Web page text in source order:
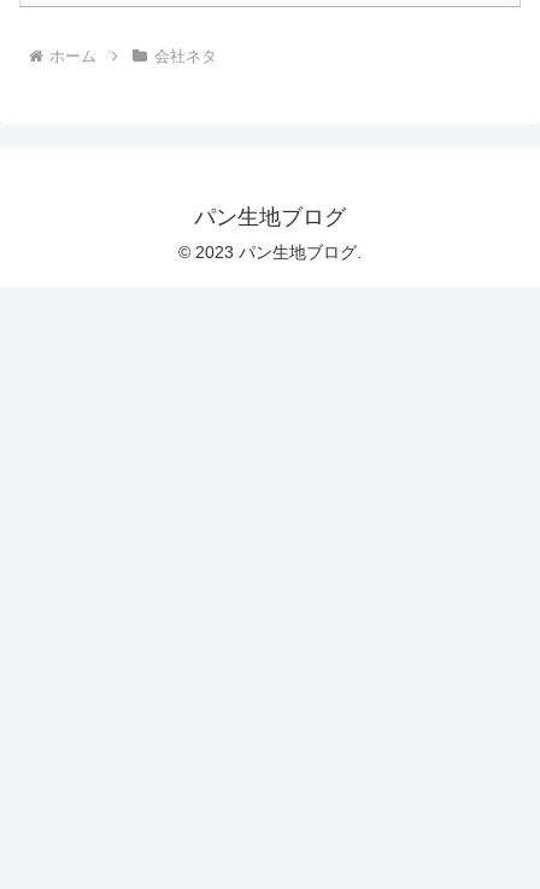
ホーム 会社ネタ
パン生地ブログ
© 2023 パン生地ブログ.